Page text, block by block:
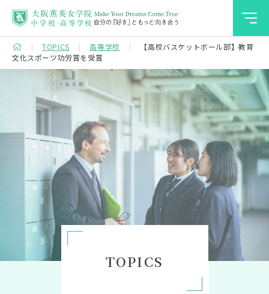
薫英での学び
学校案内
学校生活
進路・進学
入試情報
中学受験をお考えの方へ
高校受験をお考えの方へ
TOPICS 高等学校
【高校バスケットボール部】教育
文化スポーツ功労賞を受賞
TOPICS